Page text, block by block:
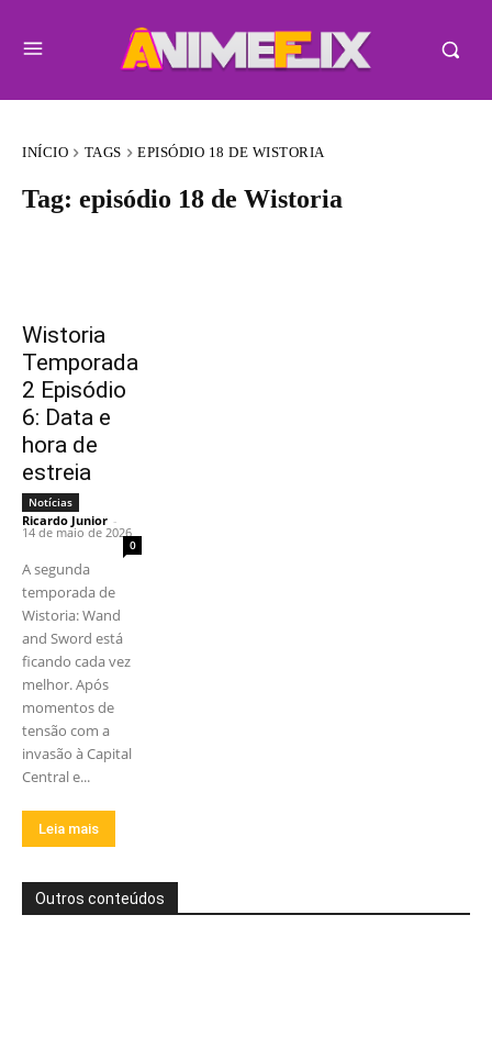
INÍCIO TAGS EPISÓDIO 18 DE WISTORIA
Tag: episódio 18 de Wistoria
Wistoria
Temporada
2 Episódio
6: Data e
hora de
estreia
Notícias
Ricardo Junior -
14 de maio de 2026
0
A segunda
temporada de
Wistoria: Wand
and Sword está
ficando cada vez
melhor. Após
momentos de
tensão com a
invasão à Capital
Central e...
Leia mais
Outros conteúdos